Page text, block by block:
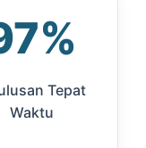
Tepat
Waktu